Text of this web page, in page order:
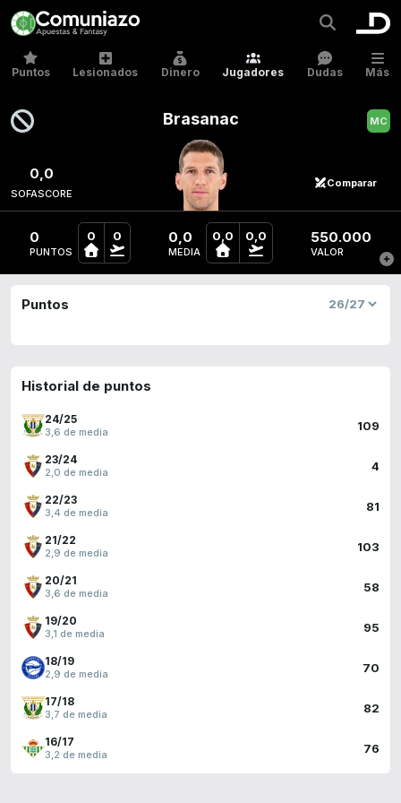
Puntos Lesionados Dinero Jugadores Dudas Más
Brasanac
Comparar
0,0
SOFASCORE
0
PUNTOS
0 0 0,0
MEDIA
0,0 0,0 550.000
VALOR
Puntos
Historial de puntos
24/25
3,6 de media 109
23/24
2,0 de media 4
22/23
3,4 de media 81
21/22
2,9 de media 103
20/21
3,6 de media 58
19/20
3,1 de media 95
18/19
2,9 de media 70
17/18
3,7 de media 82
16/17
3,2 de media 76